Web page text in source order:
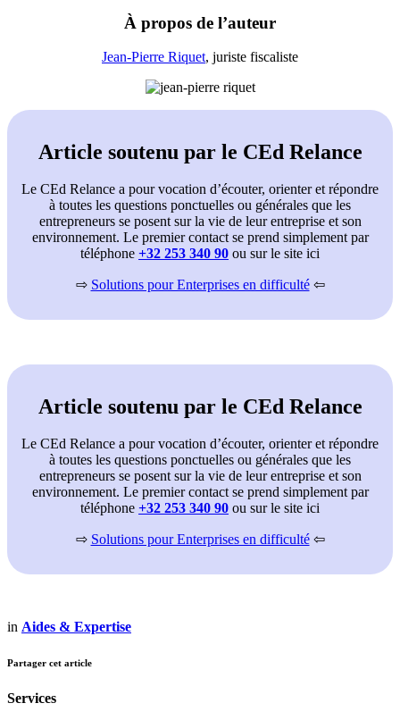
À propos de l’auteur
Jean-Pierre Riquet, juriste fiscaliste
Article soutenu par le CEd Relance
Le CEd Relance a pour vocation d’écouter, orienter et répondre
à toutes les questions ponctuelles ou générales que les
entrepreneurs se posent sur la vie de leur entreprise et son
environnement. Le premier contact se prend simplement par
téléphone +32 253 340 90 ou sur le site ici
⇨ Solutions pour Enterprises en difficulté⇦
Article soutenu par le CEd Relance
Le CEd Relance a pour vocation d’écouter, orienter et répondre
à toutes les questions ponctuelles ou générales que les
entrepreneurs se posent sur la vie de leur entreprise et son
environnement. Le premier contact se prend simplement par
téléphone +32 253 340 90 ou sur le site ici
⇨ Solutions pour Enterprises en difficulté⇦
in Aides & Expertise
Partager cet article
Services